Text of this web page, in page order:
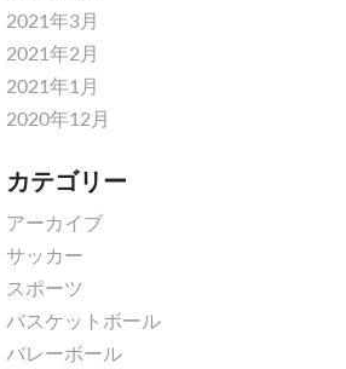
2021年3月
2021年2月
2021年1月
2020年12月
カテゴリー
アーカイブ
サッカー
スポーツ
バスケットボール
バレーボール